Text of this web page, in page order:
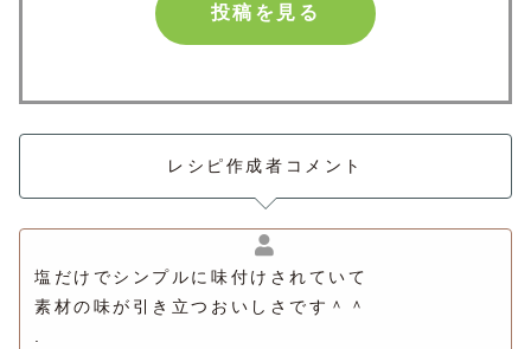
投稿を見る
レシピ作成者コメント
塩だけでシンプルに味付けされていて
素材の味が引き立つおいしさです＾＾
.